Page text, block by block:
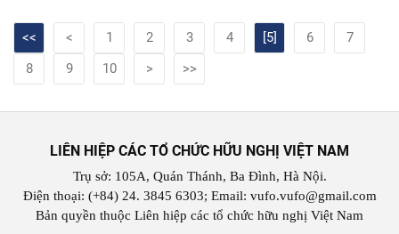
<< < 1 2 3 4 [5] 6
7
8
9 10 > >>
LIÊN HIỆP CÁC TỔ CHỨC HỮU NGHỊ VIỆT NAM
Trụ sở: 105A, Quán Thánh, Ba Đình, Hà Nội.
Điện thoại: (+84) 24. 3845 6303; Email: vufo.vufo@gmail.com
Bản quyền thuộc Liên hiệp các tổ chức hữu nghị Việt Nam